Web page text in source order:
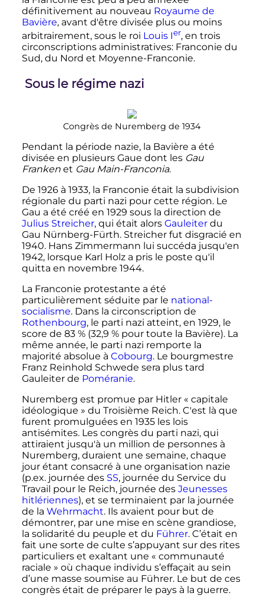
définitivement au nouveau Royaume de
Bavière, avant d'être divisée plus ou moins
arbitrairement, sous le roi Louis Ier, en trois
circonscriptions administratives: Franconie du
Sud, du Nord et Moyenne-Franconie.
Sous le régime nazi
Congrès de Nuremberg de 1934
Pendant la période nazie, la Bavière a été
divisée en plusieurs Gaue dont les Gau
Frankenet Gau Main-Franconia.
De 1926 à 1933, la Franconie était la subdivision
régionale du parti nazi pour cette région. Le
Gau a été créé en 1929 sous la direction de
Julius Streicher, qui était alors Gauleiterdu
Gau Nürnberg-Fürth. Streicher fut disgracié en
1940. Hans Zimmermann lui succéda jusqu'en
1942, lorsque Karl Holz a pris le poste qu'il
quitta en novembre 1944.
La Franconie protestante a été
particulièrement séduite par le national-
socialisme. Dans la circonscription de
Rothenbourg, le parti nazi atteint, en 1929, le
score de 83 % (32,9 % pour toute la Bavière). La
même année, le parti nazi remporte la
majorité absolue à Cobourg. Le bourgmestre
Franz Reinhold Schwede sera plus tard
Gauleiter de Poméranie.
Nuremberg est promue par Hitler « capitale
idéologique » du Troisième Reich. C'est là que
furent promulguées en 1935 les lois
antisémites. Les congrès du parti nazi, qui
attiraient jusqu'à un million de personnes à
Nuremberg, duraient une semaine, chaque
jour étant consacré à une organisation nazie
(p.ex. journée des SS, journée du Service du
Travail pour le Reich, journée des Jeunesses
hitlériennes), et se terminaient par la journée
de la Wehrmacht. Ils avaient pour but de
démontrer, par une mise en scène grandiose,
la solidarité du peuple et du Führer. C’était en
fait une sorte de culte s’appuyant sur des rites
particuliers et exaltant une « communauté
raciale » où chaque individu s’effaçait au sein
d’une masse soumise au Führer. Le but de ces
congrès était de préparer le pays à la guerre.